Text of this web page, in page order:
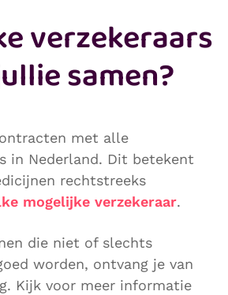
verzekeraars
samen?
met alle
in Nederland. Dit betekent
rechtstreeks
mogelijke verzekeraar.
die niet of slechts
worden, ontvang je van
Kijk voor meer informatie